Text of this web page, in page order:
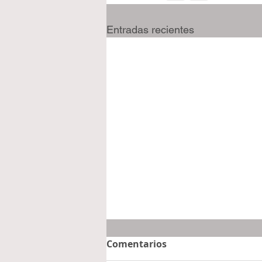
Entradas recientes
Comentarios